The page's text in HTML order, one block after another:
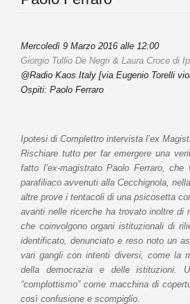
Mercoledì 9 Marzo 2016 alle 12:00
Giorgio Tullio De Negri & Laura Croce di
@Radio Kaos Italy [via Eugenio Torelli
Ospiti: Paolo Ferraro
Ipotesi di Complettro intervista l’ex
Rischiare tutto per far emergere una
fatto l’ex-magistrato Paolo Ferraro,
parafiliaco avvenuti alla Cecchignola,
altre prove i tentacoli di una psicosetta
avanti nelle ricerche ha trovato inoltre
che coinvolgono organi istituzionali di
identificato, denunciato e reso noto un
vari gangli con intenti diversi, come la
della democrazia e delle istituzioni.
“complottismo” come macchina di
così confusione e scompiglio.